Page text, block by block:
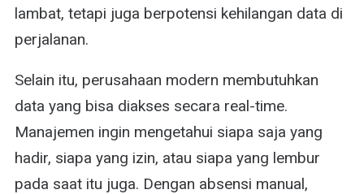
lambat, tetapi juga berpotensi kehilangan data di
perjalanan.
Selain itu, perusahaan modern membutuhkan
data yang bisa diakses secara real-time.
Manajemen ingin mengetahui siapa saja yang
hadir, siapa yang izin, atau siapa yang lembur
pada saat itu juga. Dengan absensi manual,